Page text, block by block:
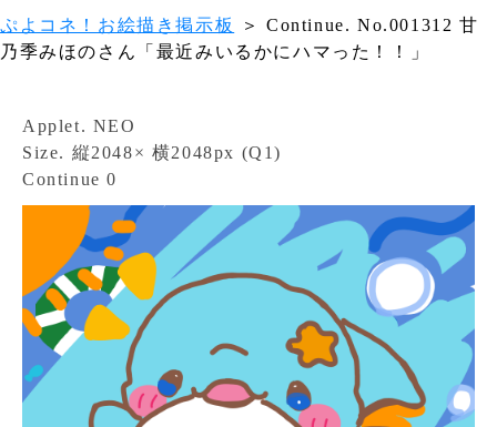
ぷよコネ！お絵描き掲示板
＞ Continue. No.001312 甘
乃季みほのさん「最近みいるかにハマった！！」
Applet. NEO
Size. 縦2048× 横2048px (Q1)
Continue 0